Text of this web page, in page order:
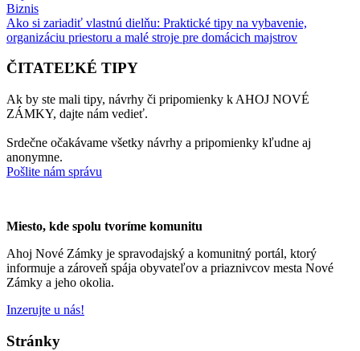
Biznis
Ako si zariadiť vlastnú dielňu: Praktické tipy na vybavenie,
organizáciu priestoru a malé stroje pre domácich majstrov
ČITATEĽKÉ TIPY
Ak by ste mali tipy, návrhy či pripomienky k AHOJ NOVÉ
ZÁMKY, dajte nám vedieť.
Srdečne očakávame všetky návrhy a pripomienky kľudne aj
anonymne.
Pošlite nám správu
Miesto, kde spolu tvoríme komunitu
Ahoj Nové Zámky je spravodajský a komunitný portál, ktorý
informuje a zároveň spája obyvateľov a priaznivcov mesta Nové
Zámky a jeho okolia.
Inzerujte u nás!
Stránky